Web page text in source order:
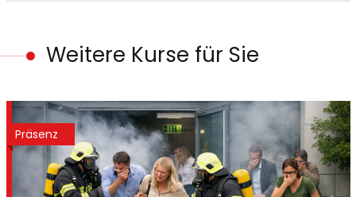
Weitere Kurse für Sie
Präsenz